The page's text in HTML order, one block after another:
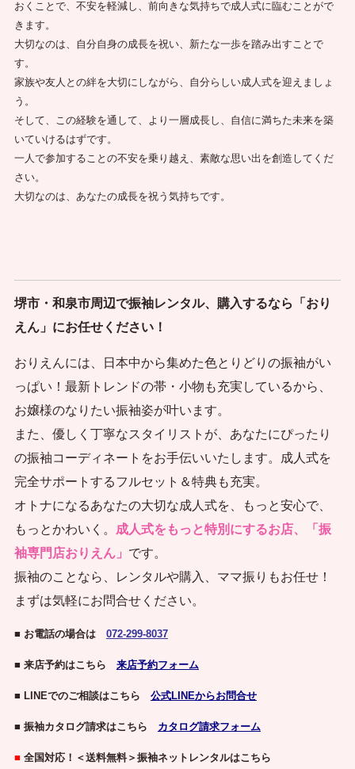
おくことで、不安を軽減し、前向きな気持ちで成人式に臨むことがで
きます。
大切なのは、自分自身の成長を祝い、新たな一歩を踏み出すことで
す。
家族や友人との絆を大切にしながら、自分らしい成人式を迎えましょ
う。
そして、この経験を通して、より一層成長し、自信に満ちた未来を築
いていけるはずです。
一人で参加することの不安を乗り越え、素敵な思い出を創造してくだ
さい。
大切なのは、あなたの成長を祝う気持ちです。
堺市・和泉市周辺で振袖レンタル、購入するなら「おり
えん」にお任せください！
おりえんには、日本中から集めた色とりどりの振袖がい
っぱい！最新トレンドの帯・小物も充実しているから、
お嬢様のなりたい振袖姿が叶います。
また、優しく丁寧なスタイリストが、あなたにぴったり
の振袖コーディネートをお手伝いいたします。成人式を
完全サポートするフルセット＆特典も充実。
オトナになるあなたの大切な成人式を、もっと安心で、
もっとかわいく。 成人式をもっと特別にするお店、「振
袖専門店おりえん」 です。
振袖のことなら、レンタルや購入、ママ振りもお任せ！
まずは気軽にお問合せください。
■ お電話の場合は 072-299-8037
■ 来店予約はこちら 来店予約フォーム
■ LINEでのご相談はこちら 公式LINEからお問合せ
■ 振袖カタログ請求はこちら カタログ請求フォーム
■ 全国対応！＜送料無料＞振袖ネットレンタルはこちら